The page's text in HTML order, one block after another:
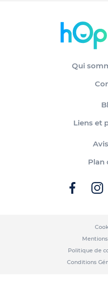
Qui
Liens et
Plan
Politique de
Conditions